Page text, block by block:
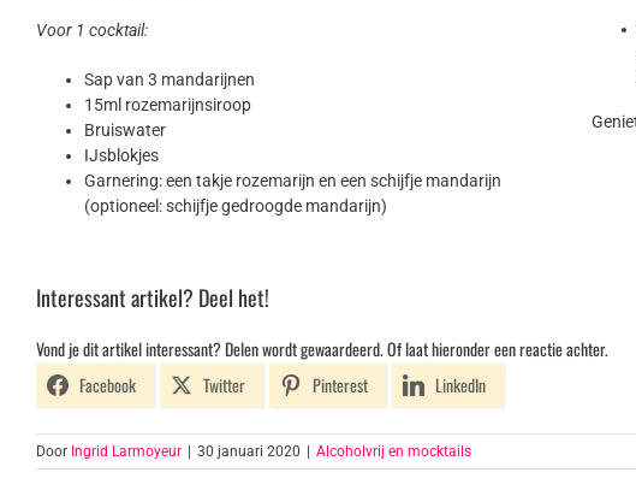
Voor 1 cocktail:
Sap van 3 mandarijnen
15ml rozemarijnsiroop
Bruiswater
IJsblokjes
Garnering: een takje rozemarijn en een schijfje mandarijn
(optioneel: schijfje gedroogde mandarijn)
Interessant artikel? Deel het!
Vond je dit artikel interessant? Delen wordt gewaardeerd. Of laat hieronder een reactie achter.
Facebook
Twitter Pinterest LinkedIn
Door Ingrid Larmoyeur 30 januari 2020 Alcoholvrij en mocktails